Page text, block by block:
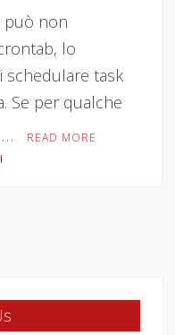
può non
lo
task
Se per qualche
READ MORE